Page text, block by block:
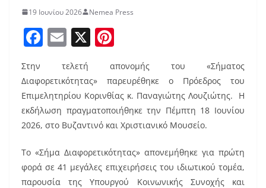
19 Ιουνίου 2026 Nemea Press
F
c
e
b
o
o
k
E
m
ai
l
X
er
e
st
Στην τελετή απονομής του «Σήματος
Διαφορετικότητας» παρευρέθηκε ο Πρόεδρος του
Επιμελητηρίου Κορινθίας κ. Παναγιώτης Λουζιώτης. Η
εκδήλωση πραγματοποιήθηκε την Πέμπτη 18 Ιουνίου
2026, στο Βυζαντινό και Χριστιανικό Μουσείο.
Το «Σήμα Διαφορετικότητας» απονεμήθηκε για πρώτη
φορά σε 41 μεγάλες επιχειρήσεις του ιδιωτικού τομέα,
παρουσία της Υπουργού Κοινωνικής Συνοχής και